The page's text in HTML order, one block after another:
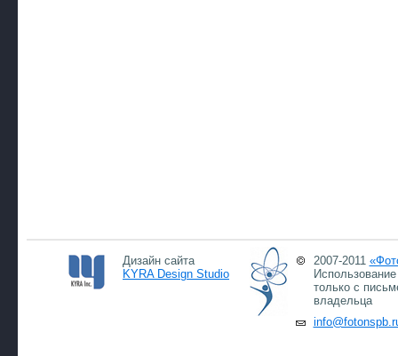
Дизайн сайта
KYRA Design Studio
2007-2011
только с
владельца